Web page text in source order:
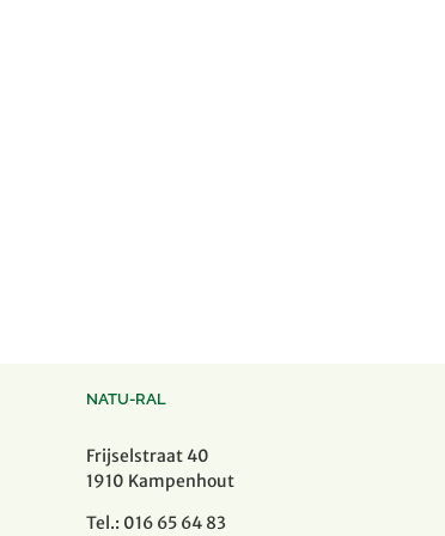
NATU-RAL
Frijselstraat 40
1910 Kampenhout
Tel.: 016 65 64 83